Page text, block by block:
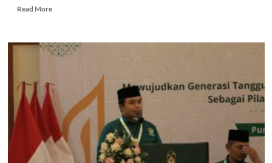
Read MoreRead
Humas
LDII
Pelatihan
Public
Speaking
Bagi
Calon
Muballigh